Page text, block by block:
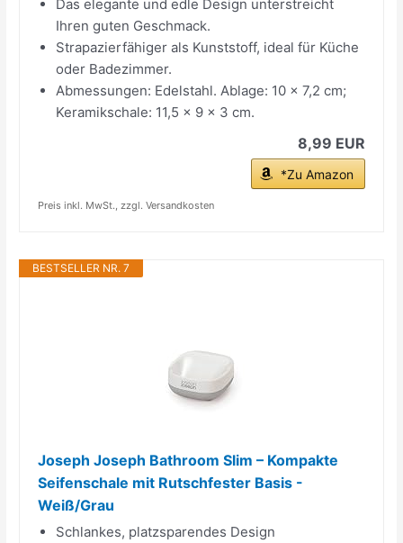
Das elegante und edle Design unterstreicht
Ihren guten Geschmack.
Strapazierfähiger als Kunststoff, ideal für Küche
oder Badezimmer.
Abmessungen: Edelstahl. Ablage: 10 x 7,2 cm;
Keramikschale: 11,5 x 9 x 3 cm.
8,99 EUR
*Zu Amazon
Preis inkl. MwSt., zzgl. Versandkosten
BESTSELLER NR. 7
Joseph Joseph Bathroom Slim – Kompakte
Seifenschale mit Rutschfester Basis -
Weiß/Grau
Schlankes, platzsparendes Design